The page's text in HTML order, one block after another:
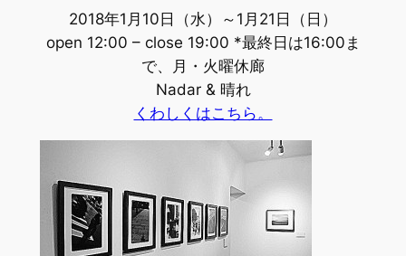
2018年1月10日（水）～1月21日（日）
open 12:00 – close 19:00 *最終日は16:00ま
で、月・火曜休廊
Nadar & 晴れ
くわしくはこちら。